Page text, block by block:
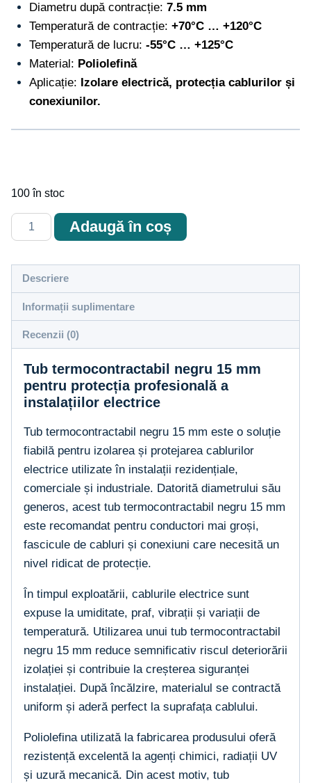
Diametru după contracție: 7.5 mm
Temperatură de contracție: +70°C … +120°C
Temperatură de lucru: -55°C … +125°C
Material: Poliolefină
Aplicație: Izolare electrică, protecția cablurilor și
conexiunilor.
100 în stoc
Cantitate
Tub
negru
15
(15-
7.5
mm)
Adaugă în coș
Descriere
Informații suplimentare
Recenzii (0)
Tub termocontractabil negru 15 mm
pentru protecția profesională a
instalațiilor electrice
Tub termocontractabil negru 15 mm este o soluție
fiabilă pentru izolarea și protejarea cablurilor
electrice utilizate în instalații rezidențiale,
comerciale și industriale. Datorită diametrului său
generos, acest tub termocontractabil negru 15 mm
este recomandat pentru conductori mai groși,
fascicule de cabluri și conexiuni care necesită un
nivel ridicat de protecție.
În timpul exploatării, cablurile electrice sunt
expuse la umiditate, praf, vibrații și variații de
temperatură. Utilizarea unui tub termocontractabil
negru 15 mm reduce semnificativ riscul deteriorării
izolației și contribuie la creșterea siguranței
instalației. După încălzire, materialul se contractă
uniform și aderă perfect la suprafața cablului.
Poliolefina utilizată la fabricarea produsului oferă
rezistență excelentă la agenți chimici, radiații UV
și uzură mecanică. Din acest motiv, tub